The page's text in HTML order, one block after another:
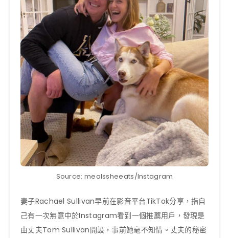
Source: mealssheeats/Instagram
妻子Rachael Sullivan早前在影音平台TikTok分享，指自
己有一次無意中於Instagram看到一個推薦用戶，發現是
由丈夫Tom Sullivan開設，事前她毫不知情。丈夫的秘密